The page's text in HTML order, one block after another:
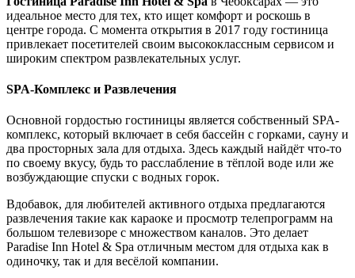
идеальное место для тех, кто ищет комфорт и роскошь в
центре города. С момента открытия в 2017 году гостиница
привлекает посетителей своим высококлассным сервисом и
широким спектром развлекательных услуг.
SPA-Комплекс и Развлечения
Основной гордостью гостиницы является собственный SPA-
комплекс, который включает в себя бассейн с горками, сауну и
два просторных зала для отдыха. Здесь каждый найдёт что-то
по своему вкусу, будь то расслабление в тёплой воде или же
возбуждающие спуски с водных горок.
Вдобавок, для любителей активного отдыха предлагаются
развлечения такие как караоке и просмотр телепрограмм на
большом телевизоре с множеством каналов. Это делает
Paradise Inn Hotel & Spa отличным местом для отдыха как в
одиночку, так и для весёлой компании.